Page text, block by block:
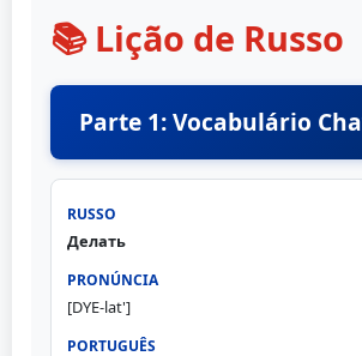
📚 Lição de Russo
Parte 1: Vocabulário
Делать
[DYE-lat']